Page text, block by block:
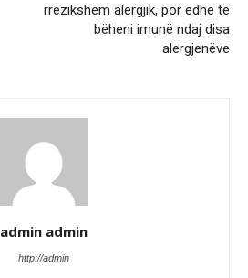
rrezikshëm alergjik, por edhe të
bëheni imunë ndaj disa
alergjenëve
admin admin
http://admin